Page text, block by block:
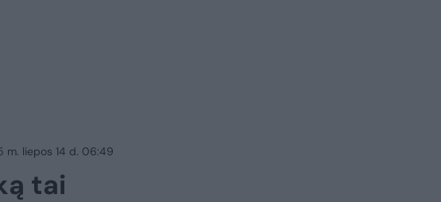
m. liepos 14 d. 06:49
tai